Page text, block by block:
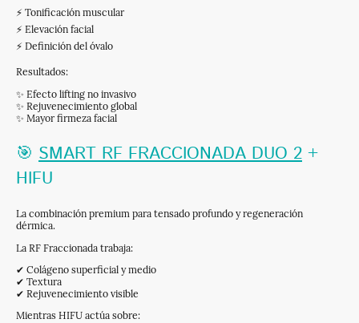
⚡ Tonificación muscular
⚡ Elevación facial
⚡ Definición del óvalo
Resultados:
✨ Efecto lifting no invasivo
✨ Rejuvenecimiento global
✨ Mayor firmeza facial
🎯 SMART RF FRACCIONADA DUO 2 +
HIFU
La combinación premium para tensado profundo y regeneración
dérmica.
La RF Fraccionada trabaja:
✔ Colágeno superficial y medio
✔ Textura
✔ Rejuvenecimiento visible
Mientras HIFU actúa sobre: